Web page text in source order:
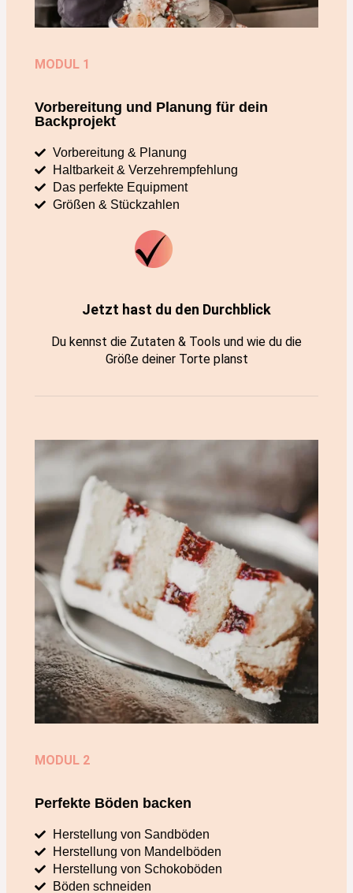
MODUL 1
Vorbereitung und Planung für dein
Backprojekt
Vorbereitung & Planung
Haltbarkeit & Verzehrempfehlung
Das perfekte Equipment
Größen & Stückzahlen
Jetzt hast du den Durchblick
Du kennst die Zutaten & Tools und wie du die
Größe deiner Torte planst
MODUL 2
Perfekte Böden backen
Herstellung von Sandböden
Herstellung von Mandelböden
Herstellung von Schokoböden
Böden schneiden